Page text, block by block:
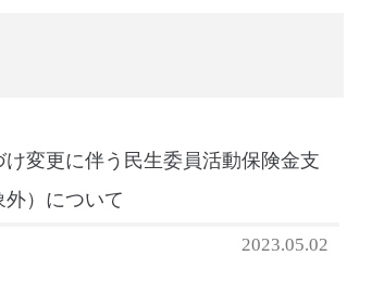
変更に伴う民生委員活動保険金支
）について
2023.05.02